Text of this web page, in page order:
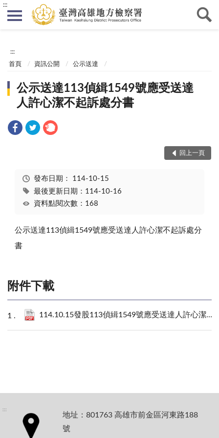
:::
:::
首頁 資訊公開 公示送達
公示送達113偵緝1549號應受送達
人許心潔不起訴處分書
回上一頁
發布日期： 114-10-15
最後更新日期：114-10-16
資料點閱次數：168
公示送達113偵緝1549號應受送達人許心潔不起訴處分
書
附件下載
114.10.15發股113偵緝1549號應受送達人許心潔不起訴處分書.pdf
:::
地址：801763 高雄市前金區河東路188
號